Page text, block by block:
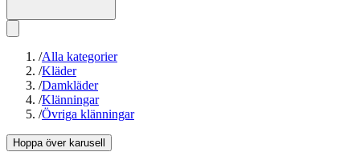
/Alla kategorier
/Kläder
/Damkläder
/Klänningar
/Övriga klänningar
Hoppa över karusell